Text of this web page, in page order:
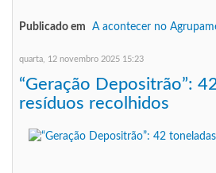
Publicado em A acontecer no
quarta, 12 novembro 2025 15:23
“Geração Depositrão”:
resíduos recolhidos